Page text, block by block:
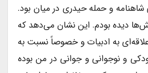
شاهنامه و حمله حیدری در میان بود.
دیده بودم. این نشان می‌دهد که
به ادبیات و خصوصاً نسبت به
و نوجوانی و جوانی در من بوده